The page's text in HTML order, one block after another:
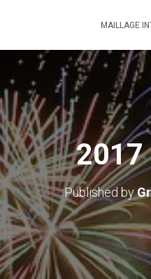
MAILLAGE
2017
Published by